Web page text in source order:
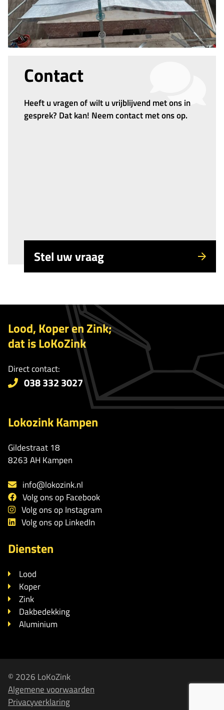
Contact
Heeft u vragen of wilt u vrijblijvend met ons in
gesprek? Dat kan! Neem contact met ons op.
Stel uw vraag
Lood, Koper en Zink;
dat is LoKoZink
Direct contact:
038 332 3027
Lokozink Kampen
Gildestraat 18
8263 AH Kampen
info@lokozink.nl
Volg ons op Facebook
Volg ons op Instagram
Volg ons op LinkedIn
Diensten
Lood
Koper
Zink
Dakbedekking
Aluminium
© 2026 LoKoZink
Algemene voorwaarden
Privacyverklaring